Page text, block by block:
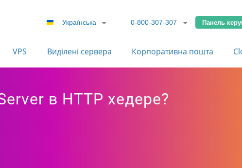
Українська 0-800-307-307 Панель
VPS Виділені сервера Корпоративна пошта
в HTTP хедере?